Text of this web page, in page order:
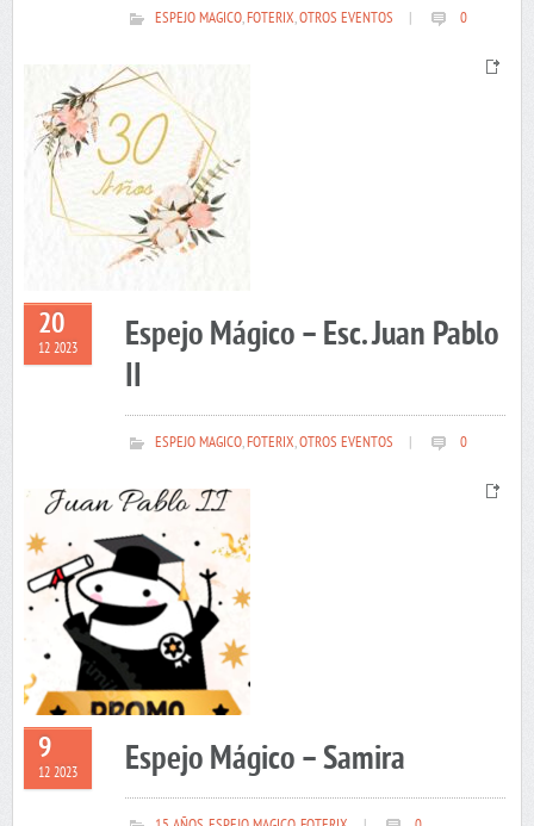
ESPEJO MAGICO,FOTERIX,OTROS EVENTOS 0
20
12 2023
Espejo Mágico – Esc. Juan Pablo
II
ESPEJO MAGICO,FOTERIX,OTROS EVENTOS 0
9
12 2023 Espejo Mágico – Samira